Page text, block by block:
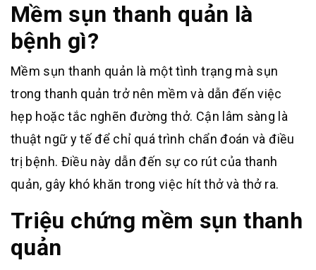
Mềm sụn thanh quản là
bệnh gì?
Mềm sụn thanh quản là một tình trạng mà sụn
trong thanh quản trở nên mềm và dẫn đến việc
hẹp hoặc tắc nghẽn đường thở. Cận lâm sàng là
thuật ngữ y tế để chỉ quá trình chẩn đoán và điều
trị bệnh. Điều này dẫn đến sự co rút của thanh
quản, gây khó khăn trong việc hít thở và thở ra.
Triệu chứng mềm sụn thanh
quản